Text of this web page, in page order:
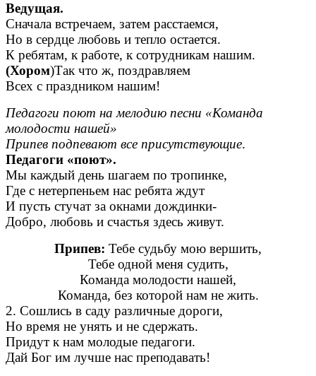
Ведущая.
Сначала встречаем, затем расстаемся,
Но в сердце любовь и тепло остается.
К ребятам, к работе, к сотрудникам нашим.
(Хором)Так что ж, поздравляем
Всех с праздником нашим!
Педагоги поют на мелодию песни «Команда
молодости нашей»
Припев подпевают все присутствующие.
Педагоги «поют».
Мы каждый день шагаем по тропинке,
Где с нетерпеньем нас ребята ждут
И пусть стучат за окнами дождинки-
Добро, любовь и счастья здесь живут.
Припев: Тебе судьбу мою вершить,
Тебе одной меня судить,
Команда молодости нашей,
Команда, без которой нам не жить.
2. Сошлись в саду различные дороги,
Но время не унять и не сдержать.
Придут к нам молодые педагоги.
Дай Бог им лучше нас преподавать!